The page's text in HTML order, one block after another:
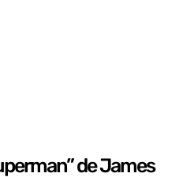
de James